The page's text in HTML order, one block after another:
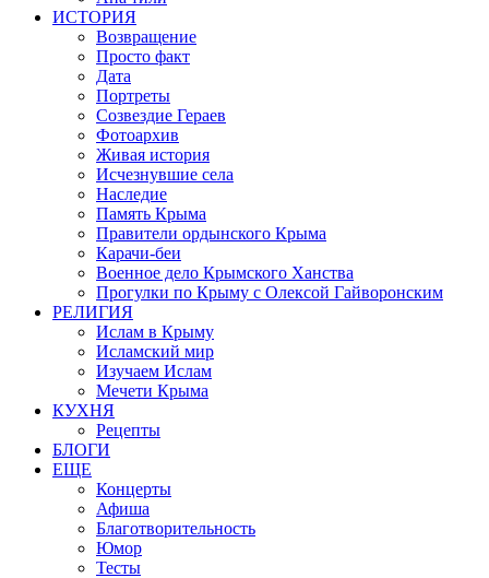
ИСТОРИЯ
Возвращение
Просто факт
Дата
Портреты
Созвездие Гераев
Фотоархив
Живая история
Исчезнувшие села
Наследие
Память Крыма
Правители ордынского Крыма
Карачи-беи
Военное дело Крымского Ханства
Прогулки по Крыму с Олексой Гайворонским
РЕЛИГИЯ
Ислам в Крыму
Исламский мир
Изучаем Ислам
Мечети Крыма
КУХНЯ
Рецепты
БЛОГИ
ЕЩЕ
Концерты
Афиша
Благотворительность
Юмор
Тесты